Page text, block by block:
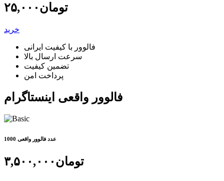
۲۵,۰۰۰تومان
خرید
فالوور با کیفیت ایرانی
سرعت ارسال بالا
تضمین کیفیت
پرداخت امن
فالوور واقعی اینستاگرام
1000 عدد فالوور واقعی
۳,۵۰۰,۰۰۰تومان